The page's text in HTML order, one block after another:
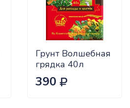
Грунт Волшебная
грядка 40л
Универсал БХЗ
х40
390